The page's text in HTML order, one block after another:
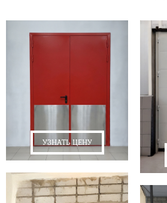
УЗНАТЬ ЦЕНУ